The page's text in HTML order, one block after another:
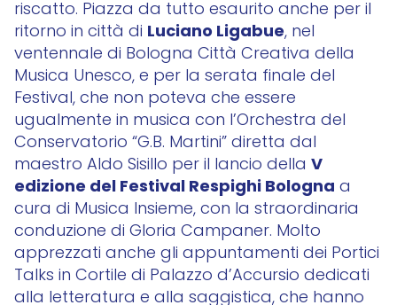
riscatto. Piazza da tutto esaurito anche per il
ritorno in città di Luciano Ligabue, nel
ventennale di Bologna Città Creativa della
Musica Unesco, e per la serata finale del
Festival, che non poteva che essere
ugualmente in musica con l’Orchestra del
Conservatorio “G.B. Martini” diretta dal
maestro Aldo Sisillo per il lancio della V
edizione del Festival Respighi Bologna a
cura di Musica Insieme, con la straordinaria
conduzione di Gloria Campaner. Molto
apprezzati anche gli appuntamenti dei Portici
Talks in Cortile di Palazzo d’Accursio dedicati
alla letteratura e alla saggistica, che hanno